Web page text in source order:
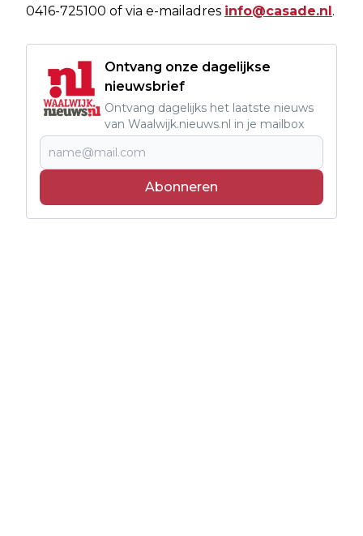
0416-725100 of via e-mailadres info@casade.nl.
Ontvang onze dagelijkse
nieuwsbrief
Ontvang dagelijks het laatste nieuws
van Waalwijk.nieuws.nl in je mailbox
Abonneren